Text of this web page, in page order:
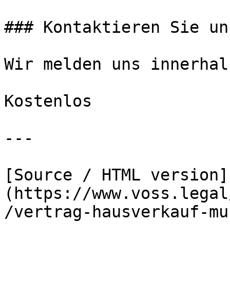
### Kontaktieren Sie
Wir melden uns
Kostenlos
---
[Source / HTML version]
(https://